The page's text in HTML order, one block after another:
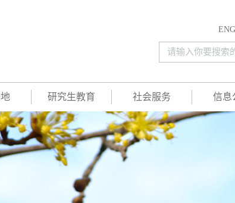
研究生教育 社会服务 信息